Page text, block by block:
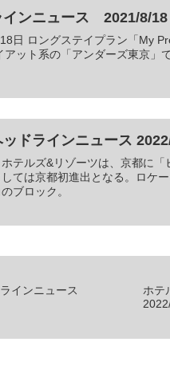
インニュース 2021/8/18
日 ロングステイプラン「My
ット系の「アンダーズ東京」
ドラインニュース
テルズ&リゾーツは、京都に
ては京都初進出となる。ロケ
ブロック。
インニュース
ホテ